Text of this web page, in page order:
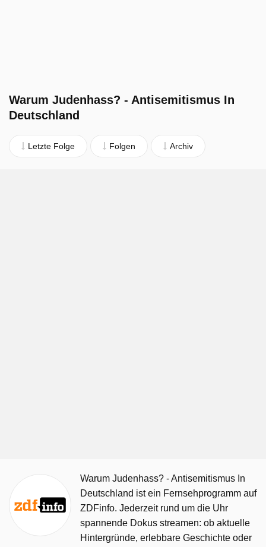
Warum Judenhass? - Antisemitismus In
Deutschland
Letzte Folge Folgen Archiv
Warum Judenhass? - Antisemitismus In
Deutschland ist ein Fernsehprogramm auf
ZDFinfo. Jederzeit rund um die Uhr
spannende Dokus streamen: ob aktuelle
Hintergründe, erlebbare Geschichte oder